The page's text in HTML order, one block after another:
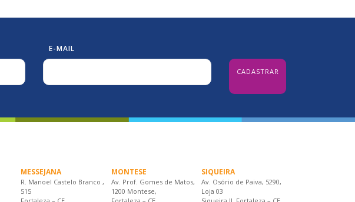
E-MAIL
MESSEJANA
R. Manoel Castelo Branco ,
515
Fortaleza – CE
MONTESE
Av. Prof. Gomes de Matos,
1200 Montese,
Fortaleza – CE
SIQUEIRA
Av. Osório de Paiva, 5290,
Loja 03
Siqueira II, Fortaleza – CE